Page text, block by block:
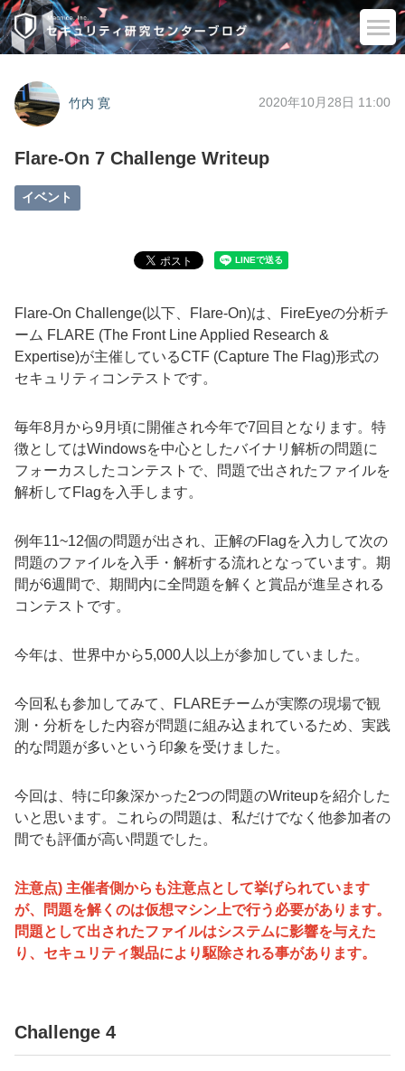
竹内 寛 2020年10月28日 11:00
Flare-On 7 Challenge Writeup
イベント
Flare-On Challenge(以下、 Flare-On)は、 FireEyeの分析チ
ーム FLARE (The Front Line Applied Research &
Expertise)が主催しているCTF (Capture The Flag)形式の
セキュリティコンテストです。
毎年8月から9月頃に開催され今年で7回目となります。特
徴としてはWindowsを中心としたバイナリ解析の問題に
フォーカスしたコンテストで、問題で出されたファイルを
解析して Flagを入手します。
例年11~12個の問題が出され、正解のFlagを入力して次の
問題のファイルを入手・解析する流れとなっています。期
間が6週間で、期間内に全問題を解くと賞品が進呈される
コンテストです。
今年は、世界中から5,000 人以上が参加していました。
今回私も参加してみて、 FLAREチームが実際の現場で観
測・分析をした内容が問題に組み込まれているため、実践
的な問題が多いという印象を受けました。
今回は、特に印象深かった2つの問題のWriteupを紹介した
いと思います。これらの問題は、私だけでなく他参加者の
間でも評価が高い問題でした。
注意点) 主催者側からも注意点として挙げられています
が、問題を解くのは仮想マシン上で行う必要があります。
問題として出されたファイルはシステムに影響を与えた
り、セキュリティ製品により駆除される事があります。
Challenge 4